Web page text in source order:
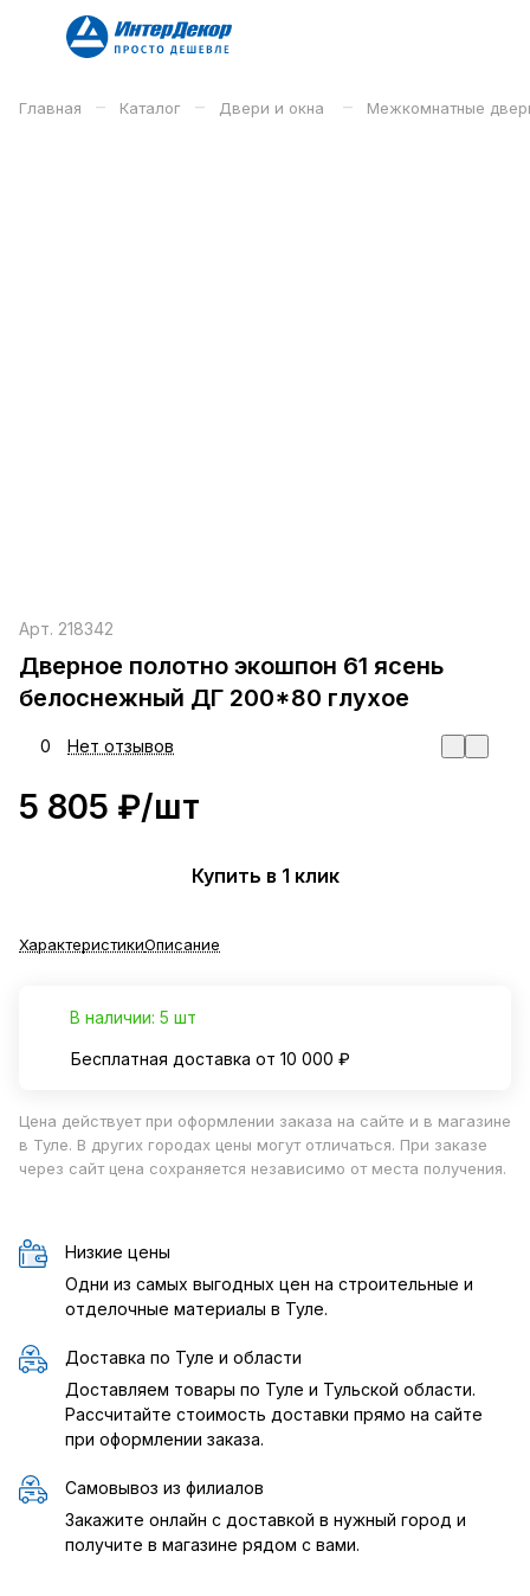
Главная – Каталог – Двери и окна – Межкомнатные
Арт. 218342
Дверное полотно экошпон 61 ясень
белоснежный ДГ 200*80 глухое
0 Нет отзывов
5 805 ₽/шт
Купить в 1 клик
ХарактеристикиОписание
В наличии: 5 шт
Бесплатная доставка от 10 000 ₽
Цена действует при оформлении заказа на сайте и в магазине
в Туле. В других городах цены могут отличаться. При заказе
через сайт цена сохраняется независимо от места получения.
Низкие цены
Одни из самых выгодных цен на строительные и
отделочные материалы в Туле.
Доставка по Туле и области
Доставляем товары по Туле и Тульской области.
Рассчитайте стоимость доставки прямо на сайте
при оформлении заказа.
Самовывоз из филиалов
Закажите онлайн с доставкой в нужный город и
получите в магазине рядом с вами.